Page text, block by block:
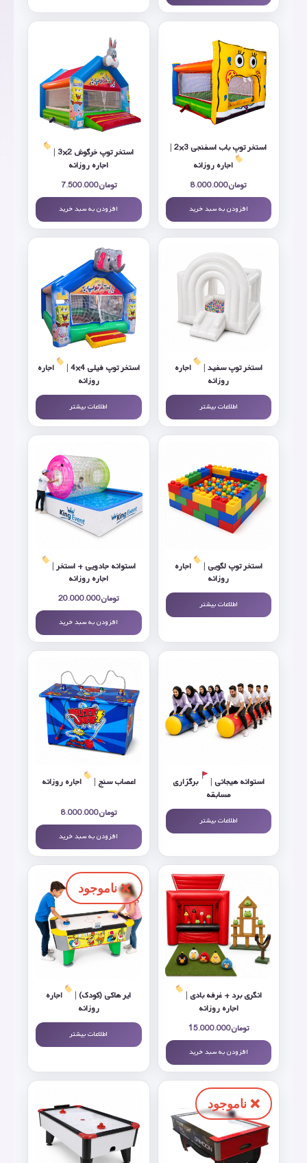
استخر توپ باب اسفنجی 3×2 |
اجاره روزانه
تومان8.000.000
افزودن به سبد خرید
استخر توپ خرگوش 2×3 |
اجاره روزانه
تومان7.500.000
افزودن به سبد خرید
استخر توپ سفید |
اجاره
روزانه
اطلاعات بیشتر
استخر توپ فیلی 4×4 |
اجاره
روزانه
اطلاعات بیشتر
استخر توپ لگویی |
اجاره
روزانه
اطلاعات بیشتر
استوانه جادویی + استخر |
اجاره روزانه
تومان20.000.000
افزودن به سبد خرید
استوانه هیجانی |
برگزاری
مسابقه
اطلاعات بیشتر
اعصاب سنج | اجاره روزانه
تومان8.000.000
افزودن به سبد خرید
انگری برد + غرفه بادی |
اجاره روزانه
تومان15.000.000
افزودن به سبد خرید
ایر هاکی (کودک) |
اجاره
روزانه
اطلاعات بیشتر